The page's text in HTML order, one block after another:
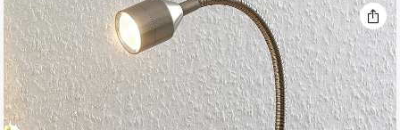
der
Bildgalerie
springen